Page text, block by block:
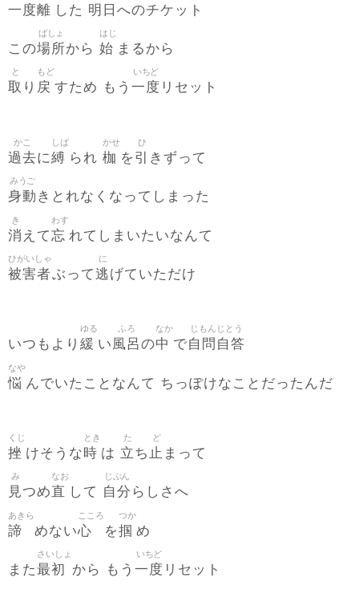
一度離 した 明日 へのチケット
この場所
ばしょ
から 始
はじ
まるから
取
と
り 戻
もど
すため もう 一度
いちど
リセット
過去
かこ
に縛
しば
られ 枷
かせ
を引
ひ
きずって
身動
みうご
きとれなくなってしまった
消
き
えて忘
わす
れてしまいたいなんて
被害者
ひがいしゃ
ぶって逃
に
げていただけ
いつもより 緩
ゆる
い風呂
ふろ
の中
なか
で自問自答
じもんじとう
悩
なや
んでいたことなんて ちっぽけなことだったんだ
挫
くじ
けそうな時
とき
は 立
た
ち止
ど
まって
見
み
つめ直
なお
して 自分
じぶん
らしさへ
諦
あきら
めない心
こころ
を掴
つか
め
また最初
さいしょ
から もう 一度
いちど
リセット